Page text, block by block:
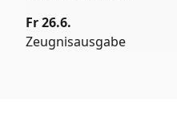
Fr 26.6.
Zeugnisausgabe